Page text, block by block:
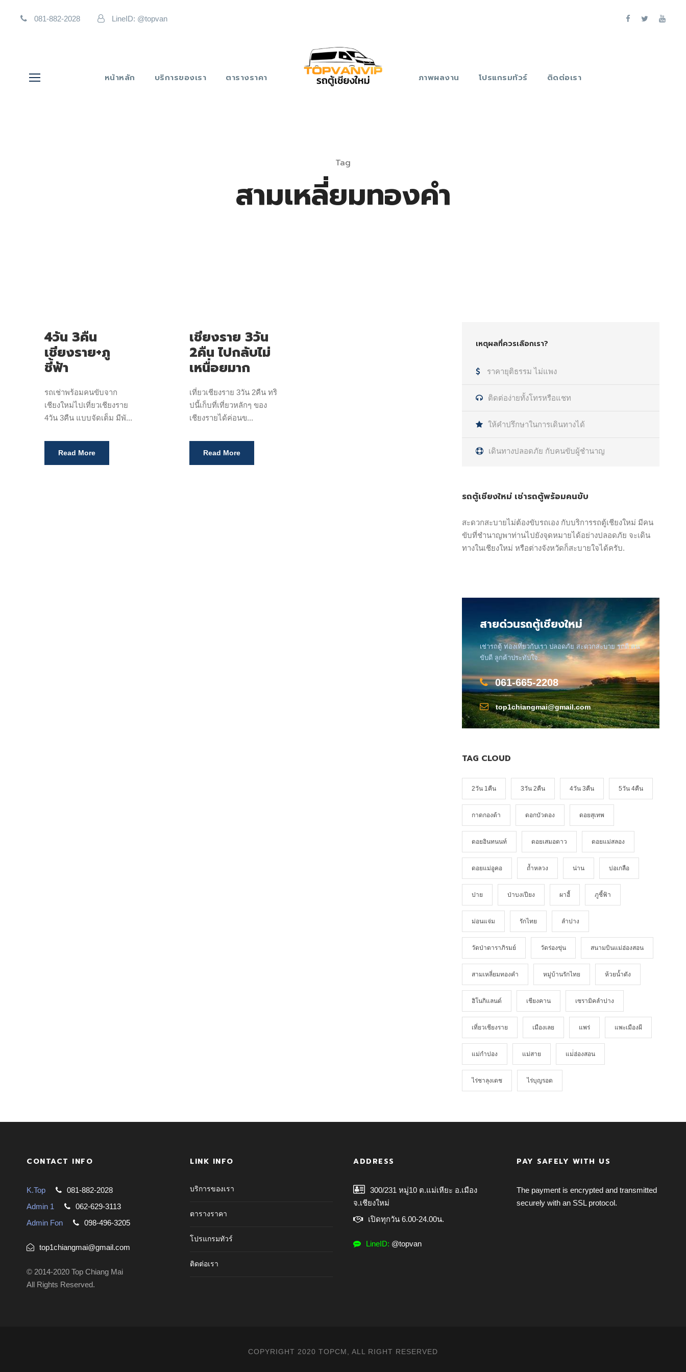
081-882-2028 LineID: @topvan
หน้าหลัก บริการของเรา ตารางราคา ภาพผลงาน โปรแกรมทัวร์ ติดต่อเรา
Tag
สามเหลี่ยมทองคำ
4วัน 3คืน
เชียงราย+ภู
ชี้ฟ้า
รถเช่าพร้อมคนขับจาก
เชียงใหม่ไปเที่ยวเชียงราย
4วัน 3คืน แบบจัดเต็ม มีพั...
Read More
เชียงราย 3วัน
2คืน ไปกลับไม่
เหนื่อยมาก
เที่ยวเชียงราย 3วัน 2คืน ทริ
ปนี้เก็บที่เที่ยวหลักๆ ของ
เชียงรายได้ค่อนข...
Read More
เหตุผลที่ควรเลือกเรา?
ราคายุติธรรม ไม่แพง
ติดต่อง่ายทั้งโทรหรือแชท
ให้คำปรึกษาในการเดินทางได้
เดินทางปลอดภัย กับคนขับผู้ชำนาญ
รถตู้เชียงใหม่ เช่ารถตู้พร้อมคนขับ
สะดวกสะบายไม่ต้องขับรถเอง กับบริการรถตู้เชียงใหม่ มีคน
ขับที่ชำนาญพาท่านไปยังจุดหมายได้อย่างปลอดภัย จะเดิน
ทางในเชียงใหม่ หรือต่างจังหวัดก็สะบายใจได้ครับ.
สายด่วนรถตู้เชียงใหม่
เช่ารถตู้ ท่องเที่ยวกับเรา ปลอดภัย สะดวกสะบาย รถดี คน
ขับดี ลูกค้าประทับใจ.
061-665-2208
top1chiangmai@gmail.com
TAG CLOUD
2วัน 1คืน 3วัน 2คืน 4วัน 3คืน 5วัน 4คืน
กาดกองต้า ดอกบัวตอง ดอยสุเทพ
ดอยอินทนนท์ ดอยเสมอดาว ดอยแม่สลอง
ดอยแม่อูคอ ถ้ำหลวง น่าน บ่อเกลือ
ปาย ป่าบงเปียง ผาฮี้ ภูชี้ฟ้า
ม่อนแจ่ม รักไทย ลำปาง
วัดป่าดาราภิรมย์ วัดร่องขุ่น สนามบินแม่ฮ่องสอน
สามเหลี่ยมทองคำ หมู่บ้านรักไทย ห้วยน้ำดัง
ฮิโนกิแลนด์ เชียงคาน เซรามิคลำปาง
เที่ยวเชียงราย เมืองเลย แพร่ แพะเมืองผี
แม่กำปอง แม่สาย แม่่ฮ่องสอน
ไร่ชาลุงเดช ไร่บุญรอด
CONTACT INFO
K.Top
081-882-2028
Admin 1
062-629-3113
Admin Fon
098-496-3205
top1chiangmai@gmail.com
© 2014-2020 Top Chiang Mai
All Rights Reserved.
LINK INFO
บริการของเรา
ตารางราคา
โปรแกรมทัวร์
ติดต่อเรา
ADDRESS
300/231 หมู่10 ต.แม่เหียะ อ.เมือง
จ.เชียงใหม่
เปิดทุกวัน 6.00-24.00น.
LineID: @topvan
PAY SAFELY WITH US
The payment is encrypted and transmitted
securely with an SSL protocol.
COPYRIGHT 2020 TOPCM, ALL RIGHT RESERVED